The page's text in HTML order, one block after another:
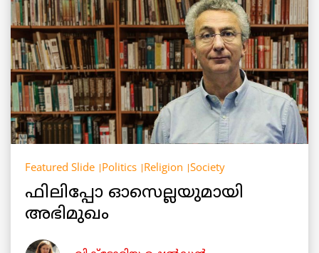
Featured Slide Politics Religion Society
ഫിലിപ്പോ ഓസെല്ലയുമായി
അഭിമുഖം